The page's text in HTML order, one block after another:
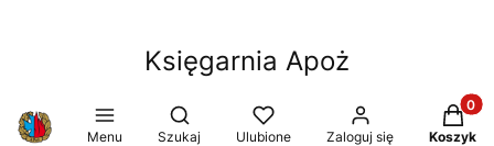
Księgarnia Apoż
Menu
Otwórz wyszukiwarkę
Szukaj Ulubione Zaloguj się Koszyk